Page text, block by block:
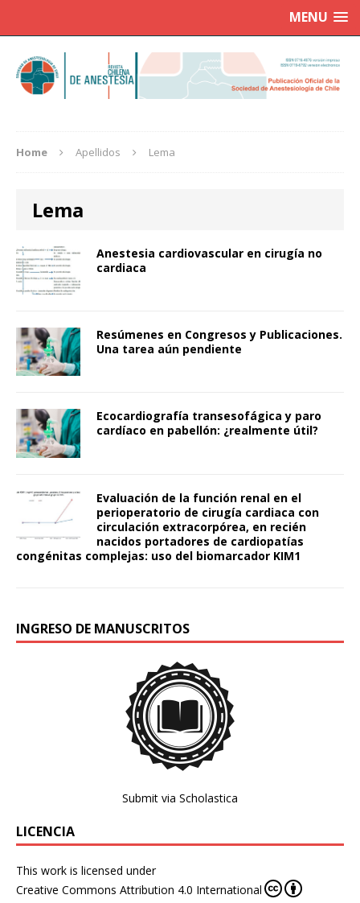
MENU
Home Apellidos Lema
Lema
Anestesia cardiovascular en cirugía no
cardiaca
Resúmenes en Congresos y Publicaciones.
Una tarea aún pendiente
Ecocardiografía transesofágica y paro
cardíaco en pabellón: ¿realmente útil?
Evaluación de la función renal en el
perioperatorio de cirugía cardiaca con
circulación extracorpórea, en recién
nacidos portadores de cardiopatías
congénitas complejas: uso del biomarcador KIM1
INGRESO DE MANUSCRITOS
Submit via Scholastica
LICENCIA
This work is licensed under
Creative Commons Attribution 4.0 International